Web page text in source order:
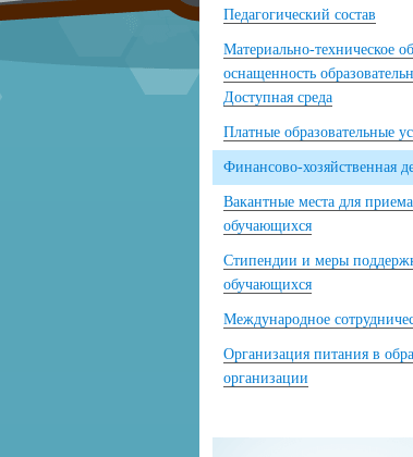
Педагогический состав
Материально-техническое
оснащенность
Доступная среда
Платные образовательные
Финансово-хозяйственная
Вакантные места для
обучающихся
Стипендии и меры
обучающихся
Международное
Организация питания в
организации